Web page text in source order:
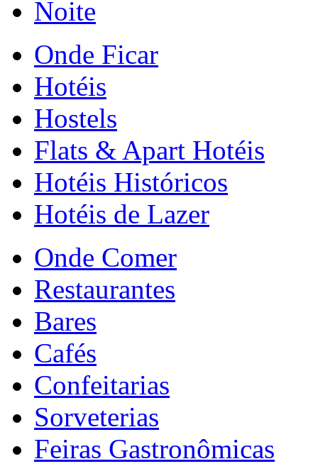
Noite
Onde Ficar
Hotéis
Hostels
Flats & Apart Hotéis
Hotéis Históricos
Hotéis de Lazer
Onde Comer
Restaurantes
Bares
Cafés
Confeitarias
Sorveterias
Feiras Gastronômicas